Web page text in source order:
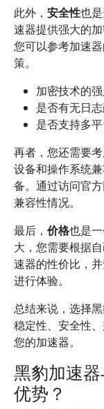
此外， 安全性也
速器提供强大的
您可以参考加速
策。
加密技术的
是否有无日
是否支持多
再者，您还需要
设备和操作系统
备。通过访问官
兼容性情况。
最后， 价格也是
大，您需要根据
速器的性价比，
进行体验。
总结来说，选择
稳定性、安全性
您的加速器。
黑豹加速
优势？